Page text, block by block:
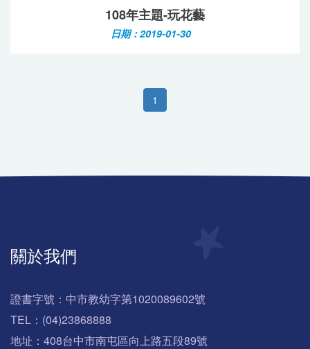
108年主題-玩花藝
日期：2019-01-30
1
關於我們
證書字號：中市教幼字第1020089602號
TEL：(04)23868888
地址：408台中市南屯區向上路五段89號